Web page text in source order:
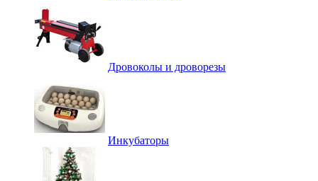
Дровоколы и дроворезы
Инкубаторы